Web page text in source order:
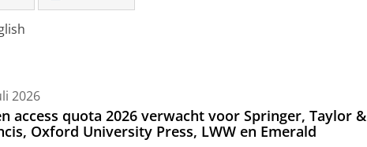
2026
access quota 2026 verwacht voor Springer, Taylor &
Oxford University Press, LWW en Emerald